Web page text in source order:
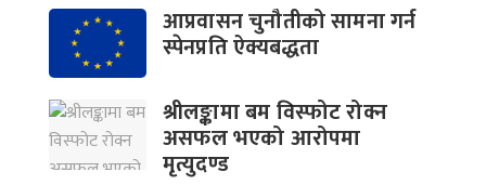
आप्रवासन चुनौतीको सामना गर्न
स्पेनप्रति ऐक्यबद्धता
श्रीलङ्कामा बम विस्फोट रोक्न
असफल भएको आरोपमा
मृत्युदण्ड